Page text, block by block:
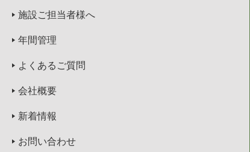
施設ご担当者様へ
年間管理
よくあるご質問
会社概要
新着情報
お問い合わせ